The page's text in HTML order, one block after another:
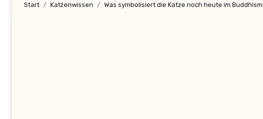
Start Katzenwissen Was symbolisiert die Katze noch heute im